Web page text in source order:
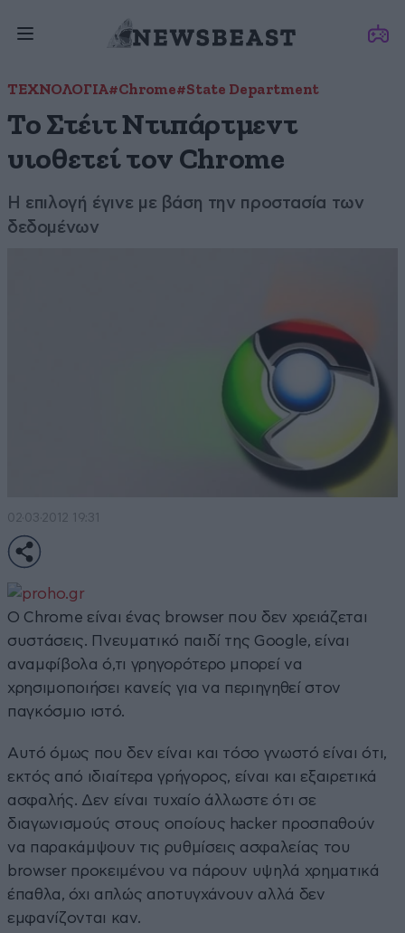
ΤΕΧΝΟΛΟΓΙΑ#Chrome#State Department
Το Στέιτ Ντιπάρτμεντ
υιοθετεί τον Chrome
Η επιλογή έγινε με βάση την προστασία των
δεδομένων
02·03·2012 19:31
O Chrome είναι ένας browser που δεν χρειάζεται
συστάσεις. Πνευματικό παιδί της Google, είναι
αναμφίβολα ό,τι γρηγορότερο μπορεί να
χρησιμοποιήσει κανείς για να περιηγηθεί στον
παγκόσμιο ιστό.
Αυτό όμως που δεν είναι και τόσο γνωστό είναι ότι,
εκτός από ιδιαίτερα γρήγορος, είναι και εξαιρετικά
ασφαλής. Δεν είναι τυχαίο άλλωστε ότι σε
διαγωνισμούς στους οποίους hacker προσπαθούν
να παρακάμψουν τις ρυθμίσεις ασφαλείας του
browser προκειμένου να πάρουν υψηλά χρηματικά
έπαθλα, όχι απλώς αποτυγχάνουν αλλά δεν
εμφανίζονται καν.